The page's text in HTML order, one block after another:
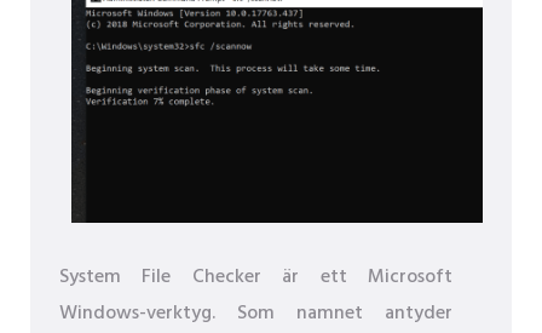
System File Checker är ett Microsoft
Windows-verktyg. Som namnet antyder